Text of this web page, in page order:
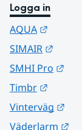
Logga in
AQUA
SIMAIR
SMHI Pro
Timbr
Vinterväg
Väderlarm